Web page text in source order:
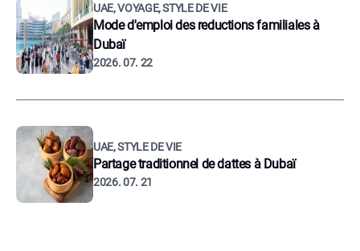
UAE, VOYAGE, STYLE DE VIE
Mode d'emploi des reductions familiales à
Dubaï
2026. 07. 22
UAE, STYLE DE VIE
Partage traditionnel de dattes à Dubaï
2026. 07. 21